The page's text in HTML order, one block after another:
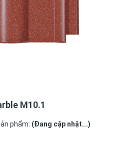
M10.1
phẩm: (Đang cập nhật...)